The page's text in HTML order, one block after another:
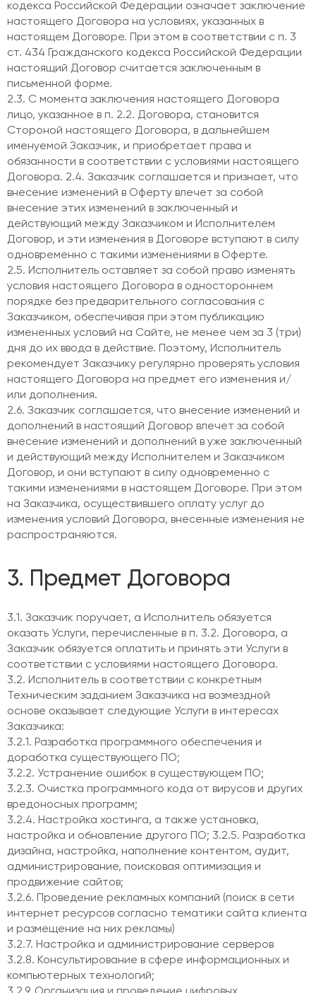
кодекса Российской Федерации означает заключение
настоящего Договора на условиях, указанных в
настоящем Договоре. При этом в соответствии с п. 3
ст. 434 Гражданского кодекса Российской Федерации
настоящий Договор считается заключенным в
письменной форме.
2.3. С момента заключения настоящего Договора
лицо, указанное в п. 2.2. Договора, становится
Стороной настоящего Договора, в дальнейшем
именуемой Заказчик, и приобретает права и
обязанности в соответствии с условиями настоящего
Договора. 2.4. Заказчик соглашается и признает, что
внесение изменений в Оферту влечет за собой
внесение этих изменений в заключенный и
действующий между Заказчиком и Исполнителем
Договор, и эти изменения в Договоре вступают в силу
одновременно с такими изменениями в Оферте.
2.5. Исполнитель оставляет за собой право изменять
условия настоящего Договора в одностороннем
порядке без предварительного согласования с
Заказчиком, обеспечивая при этом публикацию
измененных условий на Сайте, не менее чем за 3 (три)
дня до их ввода в действие. Поэтому, Исполнитель
рекомендует Заказчику регулярно проверять условия
настоящего Договора на предмет его изменения и/
или дополнения.
2.6. Заказчик соглашается, что внесение изменений и
дополнений в настоящий Договор влечет за собой
внесение изменений и дополнений в уже заключенный
и действующий между Исполнителем и Заказчиком
Договор, и они вступают в силу одновременно с
такими изменениями в настоящем Договоре. При этом
на Заказчика, осуществившего оплату услуг до
изменения условий Договора, внесенные изменения не
распространяются.
3. Предмет Договора
3.1. Заказчик поручает, а Исполнитель обязуется
оказать Услуги, перечисленные в п. 3.2. Договора, а
Заказчик обязуется оплатить и принять эти Услуги в
соответствии с условиями настоящего Договора.
3.2. Исполнитель в соответствии с конкретным
Техническим заданием Заказчика на возмездной
основе оказывает следующие Услуги в интересах
Заказчика:
3.2.1. Разработка программного обеспечения и
доработка существующего ПО;
3.2.2. Устранение ошибок в существующем ПО;
3.2.3. Очистка программного кода от вирусов и других
вредоносных программ;
3.2.4. Настройка хостинга, а также установка,
настройка и обновление другого ПО; 3.2.5. Разработка
дизайна, настройка, наполнение контентом, аудит,
администрирование, поисковая оптимизация и
продвижение сайтов;
3.2.6. Проведение рекламных компаний (поиск в сети
интернет ресурсов согласно тематики сайта клиента
и размещение на них рекламы)
3.2.7. Настройка и администрирование серверов
3.2.8. Консультирование в сфере информационных и
компьютерных технологий;